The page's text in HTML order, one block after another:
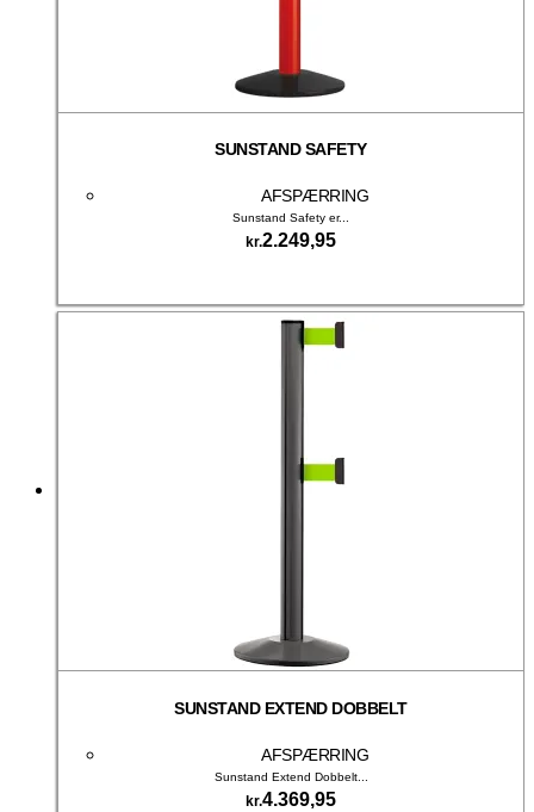
SUNSTAND SAFETY
AFSPÆRRING
Sunstand Safety er...
kr.2.249,95
SUNSTAND EXTEND DOBBELT
AFSPÆRRING
Sunstand Extend Dobbelt...
kr.4.369,95